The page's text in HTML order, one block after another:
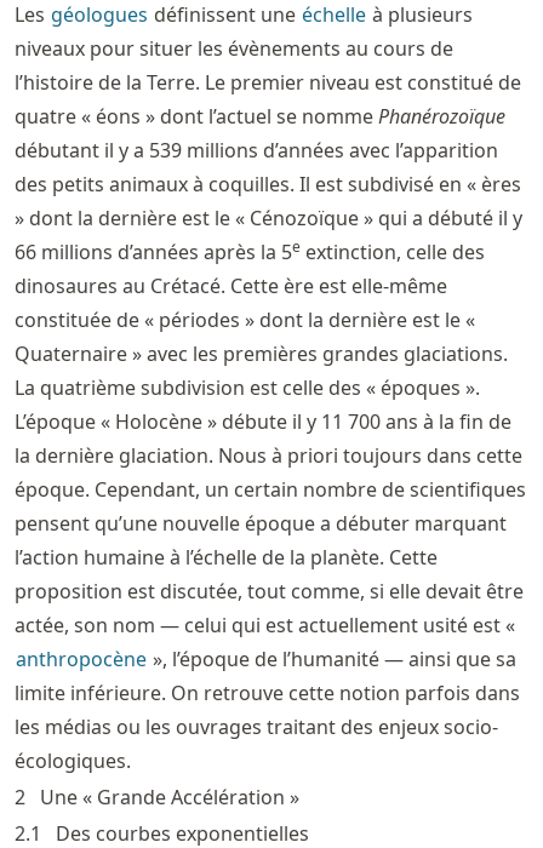
Les géologues définissent une échelle à plusieurs
niveaux pour situer les évènements au cours de
l’histoire de la Terre. Le premier niveau est constitué de
quatre « éons » dont l’actuel se nommePhanérozoïque
débutant il y a 539 millions d’années avec l’apparition
des petits animaux à coquilles. Il est subdivisé en « ères
» dont la dernière est le « Cénozoïque » qui a débuté il y
66 millions d’années après la 5e extinction, celle des
dinosaures au Crétacé. Cette ère est elle-même
constituée de « périodes » dont la dernière est le «
Quaternaire » avec les premières grandes glaciations.
La quatrième subdivision est celle des « époques ».
L’époque « Holocène » débute il y 11 700 ans à la fin de
la dernière glaciation. Nous à priori toujours dans cette
époque. Cependant, un certain nombre de scientifiques
pensent qu’une nouvelle époque a débuter marquant
l’action humaine à l’échelle de la planète. Cette
proposition est discutée, tout comme, si elle devait être
actée, son nom — celui qui est actuellement usité est «
anthropocène », l’époque de l’humanité — ainsi que sa
limite inférieure. On retrouve cette notion parfois dans
les médias ou les ouvrages traitant des enjeux socio-
écologiques.
2 Une « Grande Accélération »
2.1
Des courbes exponentielles